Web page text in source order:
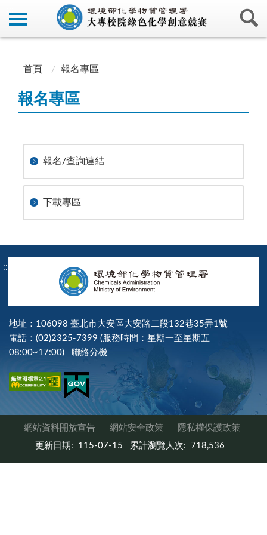
首頁 報名專區
報名專區
報名/查詢連結
下載專區
:::
地址：106098 臺北市大安區大安路二段132巷35弄1號
電話：(02)2325-7399 (服務時間：星期一至星期五
08:00~17:00) 聯絡分機
網站資料開放宣告 網站安全政策 隱私權保護政策
更新日期: 115-07-15 累計瀏覽人次: 718,536